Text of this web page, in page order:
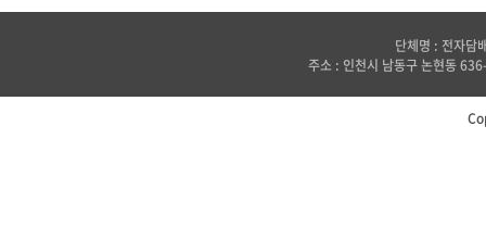
단체명 : 전자담
주소 : 인천시 남동구 논현동